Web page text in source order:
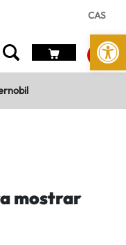
Abrir
CAS
mostrar